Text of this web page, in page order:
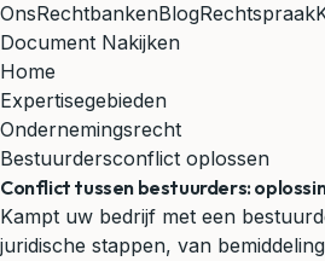
OnsRechtbankenBlogRechtspraak
Document Nakijken
Home
Expertisegebieden
Ondernemingsrecht
Bestuurdersconflict oplossen
Conflict tussen bestuurders:
Kampt uw bedrijf met een
juridische stappen, van